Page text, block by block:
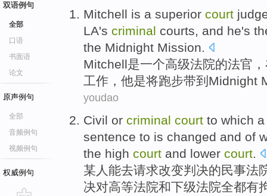
双语例句
全部
口语
书面语
论文
原声例句
全部
音频例句
视频例句
权威例句
Mitchell is a superior court
LA's criminal courts, and he's
the Midnight Mission.
Mitchell是一个高级法院的法官 ，
工作， 他是将跑步带到 Midnight
youdao
Civil or criminal court to which a
sentence to is changed and of
the high court and lower court.
某人 能去请求改变判决的民事法
决对高等法院和下级法院全都有